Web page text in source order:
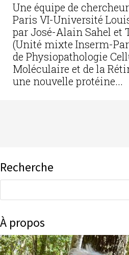
Une équipe de
Paris VI-Université
par José-Alain Sahel et
(Unité mixte Inserm-
de Physiopathologie
Moléculaire et de la
une nouvelle protéine...
Recherche
À propos